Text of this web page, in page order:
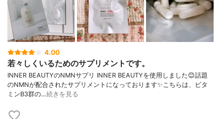
4.00
若々しくいるためのサプリメントです。
INNER BEAUTYのNMNサプリ INNER BEAUTYを使用しました😊話題
のNMNが配合されたサプリメントになっております✨こちらは、ビタ
ミンB3群の…続きを見る